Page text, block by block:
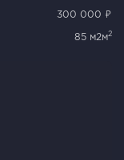
300 000 ₽
85 м2м2